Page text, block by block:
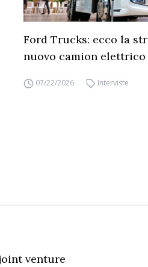
Ford Trucks: ecco la
nuovo camion
07/22/2026 Interviste
venture